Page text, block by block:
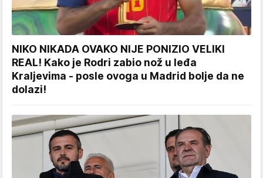
NIKO NIKADA OVAKO NIJE PONIZIO VELIKI
REAL! Kako je Rodri zabio nož u leđa
Kraljevima - posle ovoga u Madrid bolje da ne
dolazi!